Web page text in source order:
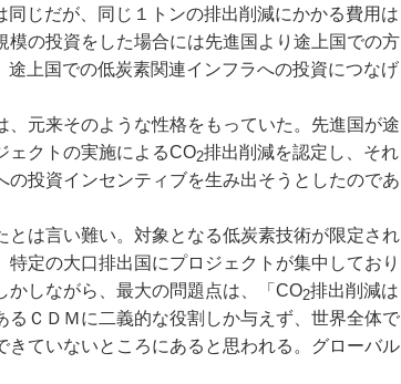
同じだが、同じ１トンの排出削減にかかる費用は
の投資をした場合には先進国より途上国での方
上国での低炭素関連インフラへの投資につなげ
元来そのような性格をもっていた。先進国が途
ェクトの実施によるCO2排出削減を認定し、それ
投資インセンティブを生み出そうとしたのであ
は言い難い。対象となる低炭素技術が限定され
定の大口排出国にプロジェクトが集中しており
かしながら、最大の問題点は、「CO2排出削減は
ＣＤＭに二義的な役割しか与えず、世界全体で
ていないところにあると思われる。グローバル